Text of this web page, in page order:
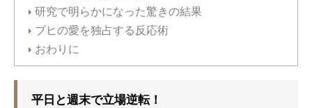
研究で明らかになった驚きの結果
ブヒの愛を独占する反応術
おわりに
平日と週末で立場逆転！